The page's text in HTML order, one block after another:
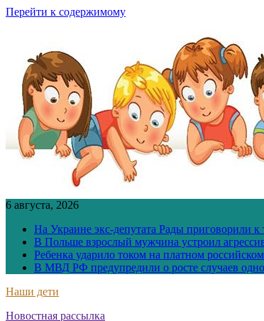
Перейти к содержимому
6 августа, 2026
На Украине экс-депутата Рады приговорили
В Польше взрослый мужчина устроил
Ребенка ударило током на платном
В МВД РФ предупредили о росте случаев
Наши дети
Новостная рассылка